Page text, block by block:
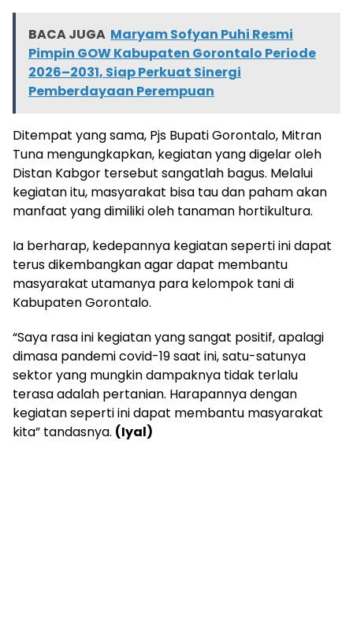
BACA JUGA Maryam Sofyan Puhi Resmi
Pimpin GOW Kabupaten Gorontalo Periode
2026–2031, Siap Perkuat Sinergi
Pemberdayaan Perempuan
Ditempat yang sama, Pjs Bupati Gorontalo, Mitran
Tuna mengungkapkan, kegiatan yang digelar oleh
Distan Kabgor tersebut sangatlah bagus. Melalui
kegiatan itu, masyarakat bisa tau dan paham akan
manfaat yang dimiliki oleh tanaman hortikultura.
Ia berharap, kedepannya kegiatan seperti ini dapat
terus dikembangkan agar dapat membantu
masyarakat utamanya para kelompok tani di
Kabupaten Gorontalo.
“Saya rasa ini kegiatan yang sangat positif, apalagi
dimasa pandemi covid-19 saat ini, satu-satunya
sektor yang mungkin dampaknya tidak terlalu
terasa adalah pertanian. Harapannya dengan
kegiatan seperti ini dapat membantu masyarakat
kita” tandasnya. (Iyal)